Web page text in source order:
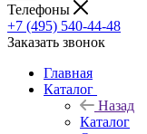
Телефоны
+7 (495) 540-44-48
Заказать звонок
Главная
Каталог
Назад
Каталог